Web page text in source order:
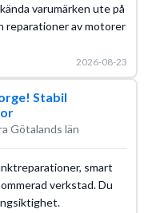
varumärken ute på
reparationer av motorer
2026-08-23
Stabil
Götalands län
smart
verkstad. Du